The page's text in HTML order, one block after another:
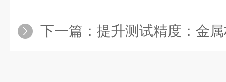
下一篇： 提升测试精度：金属材料拉伸